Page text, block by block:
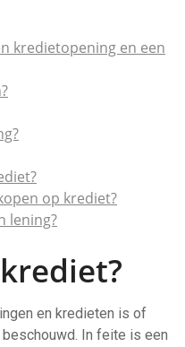
kredietopening en een
op krediet?
lening?
en kredieten is of
In feite is een